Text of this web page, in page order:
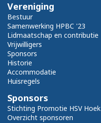
Vereniging
Bestuur
Samenwerking HPBC '23
Lidmaatschap en contributie
Vrijwilligers
Sponsors
Historie
Accommodatie
Huisregels
Sponsors
Stichting Promotie HSV Hoek
Overzicht sponsoren